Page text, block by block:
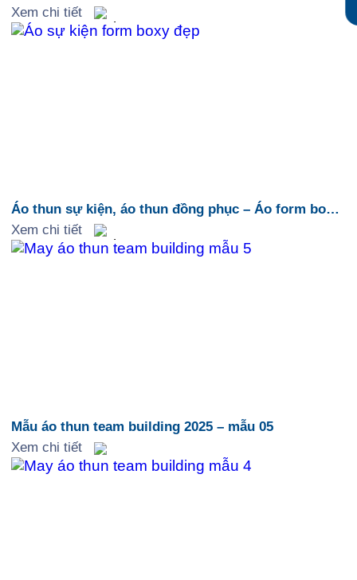
2
Xem chi tiết
Áo thun sự kiện, áo thun đồng phục – Áo form boxy
1
Xem chi tiết
Mẫu áo thun team building 2025 – mẫu 05
Xem chi tiết